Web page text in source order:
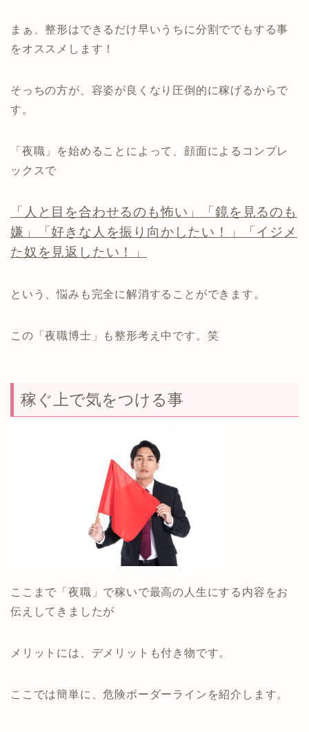
まぁ、整形はできるだけ早いうちに分割ででもする事
をオススメします！
そっちの方が、容姿が良くなり圧倒的に稼げるからで
す。
「夜職」を始めることによって、顔面によるコンプレ
ックスで
「人と目を合わせるのも怖い」「鏡を見るのも
嫌」「好きな人を振り向かしたい！」「イジメ
た奴を見返したい！」
という、悩みも完全に解消することができます。
この「夜職博士」も整形考え中です。笑
稼ぐ上で気をつける事
ここまで「夜職」で稼いで最高の人生にする内容をお
伝えしてきましたが
メリットには、デメリットも付き物です。
ここでは簡単に、危険ボーダーラインを紹介します。